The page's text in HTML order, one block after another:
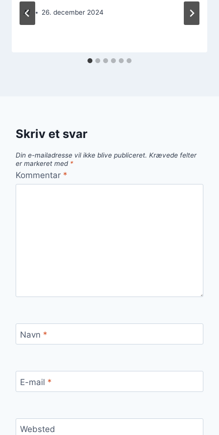
Af 26. december 2024
Skriv et svar
Din e-mailadresse vil ikke blive publiceret. Krævede felter
er markeret med *
Kommentar *
Navn *
E-mail *
Websted